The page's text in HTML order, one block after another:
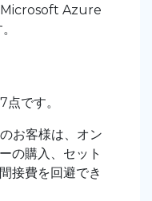
Azure
です。
お客様は、オン
の購入、セット
接費を回避でき